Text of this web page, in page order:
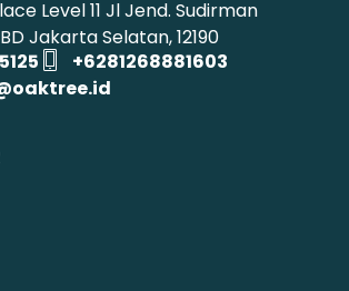
Level 11 Jl Jend. Sudirman
Jakarta Selatan, 12190
+6281268881603